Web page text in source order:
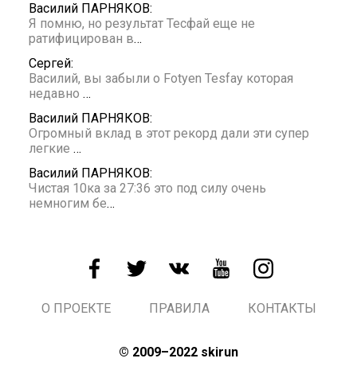
Василий ПАРНЯКОВ:
Я помню, но результат Тесфай еще не
ратифицирован в…
Сергей:
Василий, вы забыли о Fotyen Tesfay которая
недавно …
Василий ПАРНЯКОВ:
Огромный вклад в этот рекорд дали эти супер
легкие …
Василий ПАРНЯКОВ:
Чистая 10ка за 27:36 это под силу очень
немногим бе…
О ПРОЕКТЕ ПРАВИЛА КОНТАКТЫ
© 2009–2022 skirun